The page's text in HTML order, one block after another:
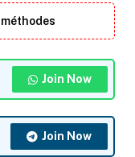
Join Now
Join Now